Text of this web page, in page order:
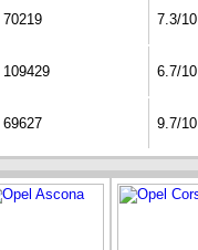
70219 7.3/10
109429 6.7/10
69627 9.7/10